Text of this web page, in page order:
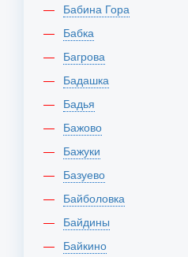
Бабина Гора
Бабка
Багрова
Бадашка
Бадья
Бажово
Бажуки
Базуево
Байболовка
Байдины
Байкино